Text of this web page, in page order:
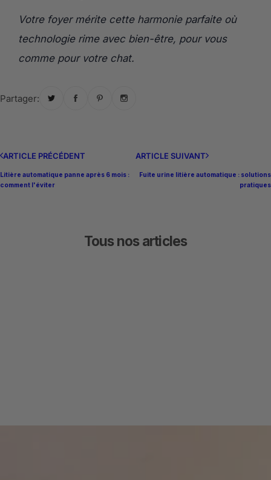
Votre foyer mérite cette harmonie parfaite où
technologie rime avec bien-être, pour vous
comme pour votre chat.
Partager:
ARTICLE PRÉCÉDENT
Litière automatique panne après 6 mois :
comment l'éviter
ARTICLE SUIVANT
Fuite urine litière automatique : solutions
pratiques
Tous nos articles